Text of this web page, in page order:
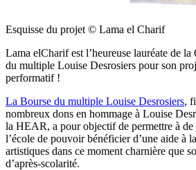
Esquisse du projet © Lama el Charif
Lama elCharif est l’heureuse lauréate de
du multiple Louise Desrosiers pour son
performatif !
La Bourse du multiple Louise Desrosiers,
nombreux dons en hommage à Louise
la HEAR, a pour objectif de permettre à de
l’école de pouvoir bénéficier d’une aide à
artistiques dans ce moment charnière que
d’après-scolarité.